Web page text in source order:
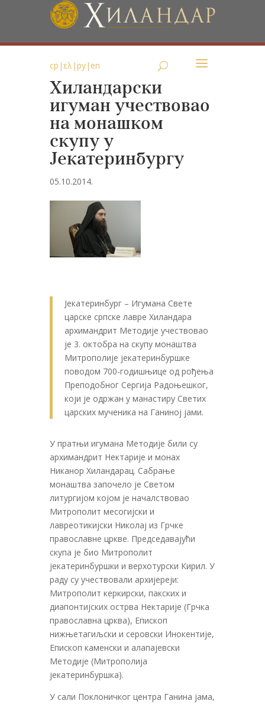
ср | ελ|ру| en
Хиландарски
игуман учествовао
на монашком
скупу у
Јекатеринбургу
05.10.2014.
Јекатеринбург – Игумана Свете
царске српске лавре Хиландара
архимандрит Методије учествовао
је 3. октобра на скупу монаштва
Митрополије јекатеринбуршке
поводом 700-годишњице од рођења
Преподобног Сергија Радоњешког,
који је одржан у манастиру Светих
царских мученика на Ганиној јами.
У пратњи игумана Методије били су
архимандрит Нектарије и монах
Никанор Хиландарац. Сабрање
монаштва започело је Светом
литургијом којом је началствовао
Митрополит месогијски и
лавреотикијски Николај из Грчке
православне цркве. Председавајући
скупа је био Митрополит
јекатеринбуршки и верхотурски Кирил. У
раду су учествовали архијереји:
Митрополит керкирски, пакских и
диапонтијских острва Нектарије (Грчка
православна црква), Епископ
нижњетагиљски и серовски Инокентије,
Епископ каменски и алапајевски
Методије (Митрополија
јекатеринбуршка).
У сали Поклоничког центра Ганина јама,